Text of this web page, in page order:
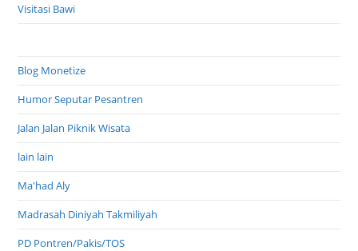
Visitasi Bawi
Blog Monetize
Humor Seputar Pesantren
Jalan Jalan Piknik Wisata
lain lain
Ma'had Aly
Madrasah Diniyah Takmiliyah
PD Pontren/Pakis/TOS